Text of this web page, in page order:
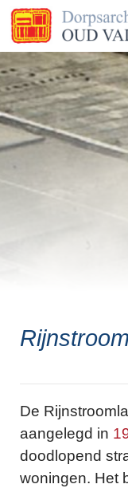
De
aangelegd in
doodlopend
woningen. Het